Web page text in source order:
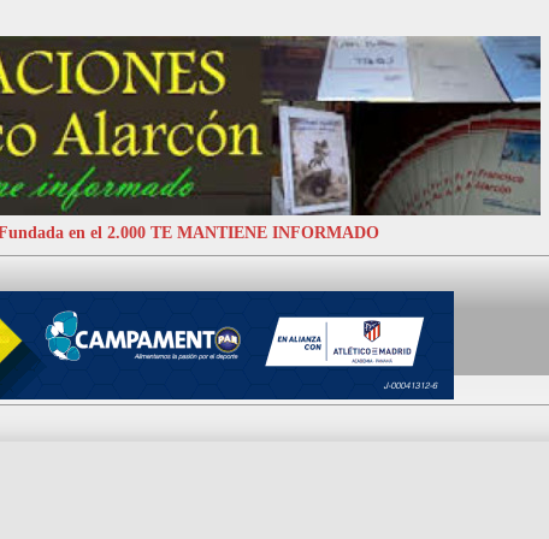
en el 2.000 TE MANTIENE INFORMADO